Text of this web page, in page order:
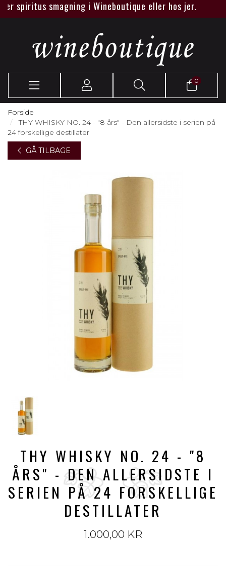
smagning i Wineboutique eller hos jer.
0
Forside
THY WHISKY NO. 24 - "8 års" - Den allersidste i serien på
24 forskellige destillater
GÅ TILBAGE
THY WHISKY NO. 24 - "8
ÅRS" - DEN ALLERSIDSTE I
SERIEN PÅ 24 FORSKELLIGE
DESTILLATER
1.000,00 KR